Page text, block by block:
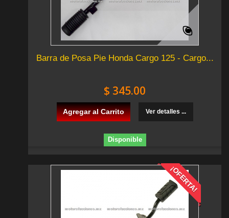
Barra de Posa Pie Honda Cargo 125 - Cargo...
$ 345.00
Agregar al Carrito Ver detalles ...
Disponible
¡OFERTA!